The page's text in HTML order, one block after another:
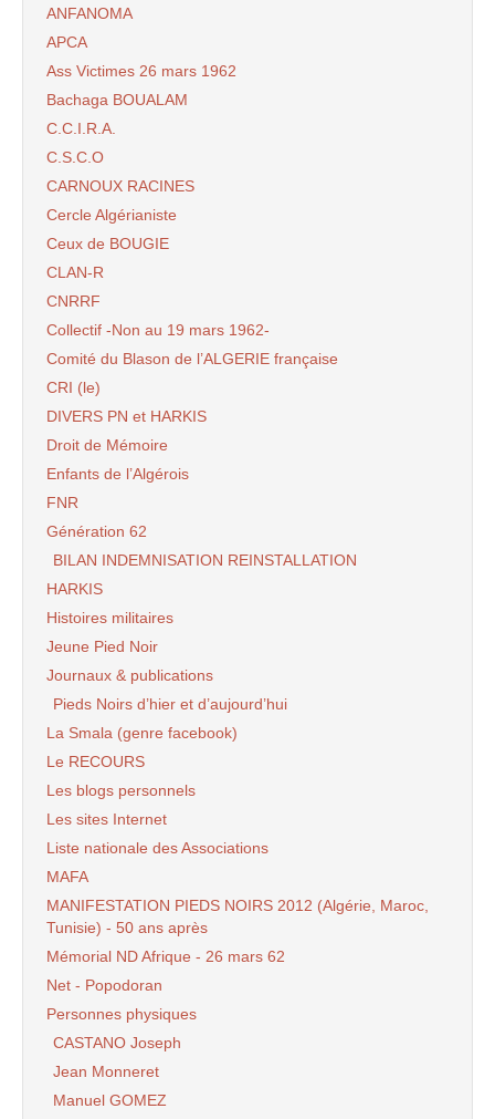
ANFANOMA
APCA
Ass Victimes 26 mars 1962
Bachaga BOUALAM
C.C.I.R.A.
C.S.C.O
CARNOUX RACINES
Cercle Algérianiste
Ceux de BOUGIE
CLAN-R
CNRRF
Collectif -Non au 19 mars 1962-
Comité du Blason de l’ALGERIE française
CRI (le)
DIVERS PN et HARKIS
Droit de Mémoire
Enfants de l’Algérois
FNR
Génération 62
BILAN INDEMNISATION REINSTALLATION
HARKIS
Histoires militaires
Jeune Pied Noir
Journaux & publications
Pieds Noirs d’hier et d’aujourd’hui
La Smala (genre facebook)
Le RECOURS
Les blogs personnels
Les sites Internet
Liste nationale des Associations
MAFA
MANIFESTATION PIEDS NOIRS 2012 (Algérie, Maroc,
Tunisie) - 50 ans après
Mémorial ND Afrique - 26 mars 62
Net - Popodoran
Personnes physiques
CASTANO Joseph
Jean Monneret
Manuel GOMEZ